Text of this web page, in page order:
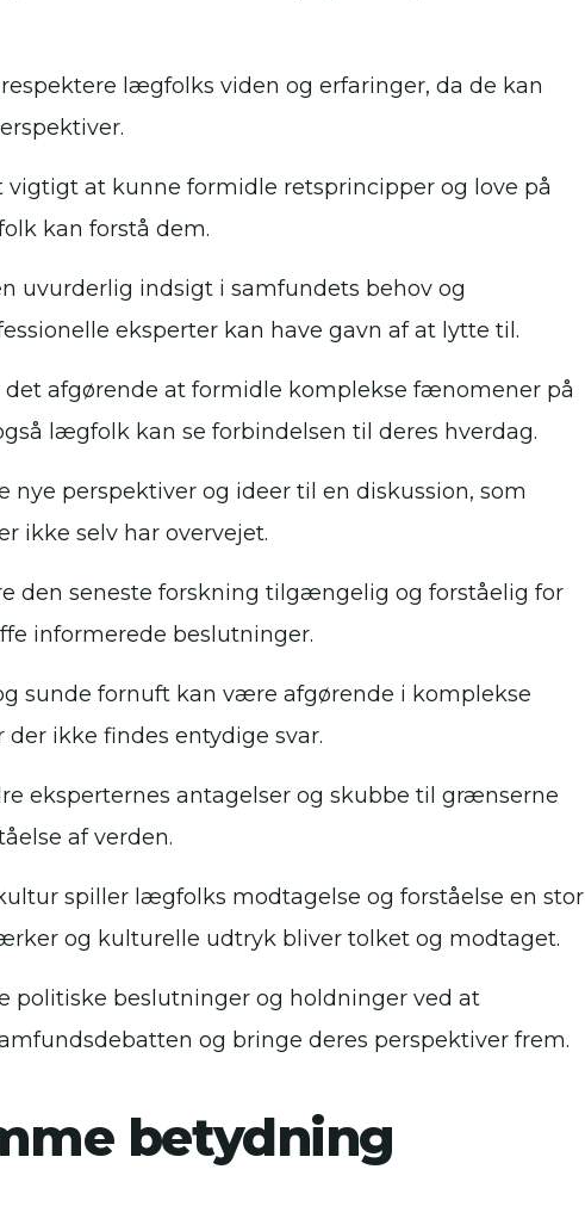
lægfolks viden og erfaringer, da de kan
vigtigt at kunne formidle retsprincipper og love på
kan forstå dem.
uvurderlig indsigt i samfundets behov og
eksperter kan have gavn af at lytte til.
det afgørende at formidle komplekse fænomener på
lægfolk kan se forbindelsen til deres hverdag.
perspektiver og ideer til en diskussion, som
ikke selv har overvejet.
den seneste forskning tilgængelig og forståelig for
informerede beslutninger.
sunde fornuft kan være afgørende i komplekse
ikke findes entydige svar.
eksperternes antagelser og skubbe til grænserne
af verden.
spiller lægfolks modtagelse og forståelse en stor
og kulturelle udtryk bliver tolket og modtaget.
politiske beslutninger og holdninger ved at
og bringe deres perspektiver frem.
betydning